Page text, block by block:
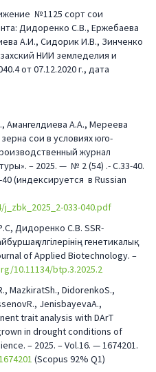
№1125 сорт сои
Дидоренко С.В., Ержебаева
А.И., Сидорик И.В., Зинченко
НИИ земледелия и
от 07.12.2020 г., дата
Амангелдиева А.А., Мереева
сои в условиях юго-
журнал
– 2025. — № 2 (54) .- С.33-40.
40 (индексируется в Russian
033-040.pdf
Дидоренко С.В. SSR-
үлгілерінің генетикалық
of Applied Biotechnology. –
10.11134/btp.3.2025.2
MazkiratSh., DidorenkoS.,
JenisbayevaA.,
trait analysis with DArT
in drought conditions of
– 2025. – Vol.16. — 1674201.
(Scopus 92% Q1)